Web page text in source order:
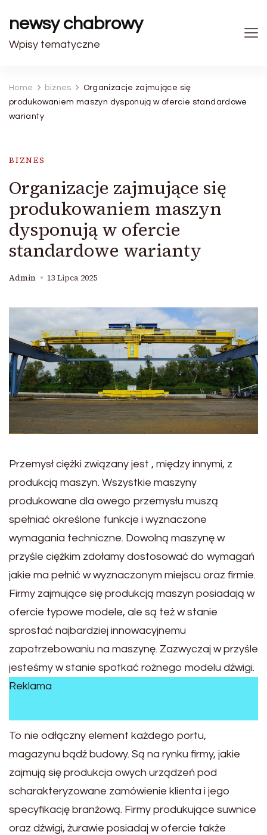
newsy chabrowy
Wpisy tematyczne
Home biznes
Organizacje zajmujące się
produkowaniem maszyn dysponują w ofercie standardowe
warianty
BIZNES
Organizacje zajmujące się
produkowaniem maszyn
dysponują w ofercie
standardowe warianty
Admin 13 Lipca 2025
Przemysł ciężki związany jest , między innymi, z
produkcją maszyn. Wszystkie maszyny
produkowane dla owego przemysłu muszą
spełniać określone funkcje i wyznaczone
wymagania techniczne. Dowolną maszynę w
przyśle ciężkim zdołamy dostosować do wymagań
jakie ma pełnić w wyznaczonym miejscu oraz firmie.
Firmy zajmujące się produkcją maszyn posiadają w
ofercie typowe modele, ale są też w stanie
sprostać najbardziej innowacyjnemu
zapotrzebowaniu na maszynę. Zazwyczaj w przyśle
jesteśmy w stanie spotkać rożnego modelu dźwigi.
Reklama
To nie odłączny element każdego portu,
magazynu bądź budowy. Są na rynku firmy, jakie
zajmują się produkcja owych urządzeń pod
scharakteryzowane zamówienie klienta i jego
specyfikację branżową. Firmy produkujące suwnice
oraz dźwigi, żurawie posiadaj w ofercie także